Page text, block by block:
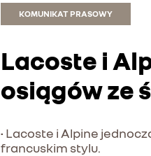
KOMUNIKAT PRASOWY
Lacoste i
osiągów ze
• Lacoste i Alpine
francuskim stylu.